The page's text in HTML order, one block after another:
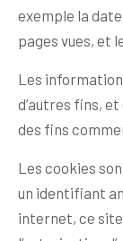
exemple la
pages vues, et
Les
d’autres fins,
des fins
Les cookies
un identifiant
internet, ce